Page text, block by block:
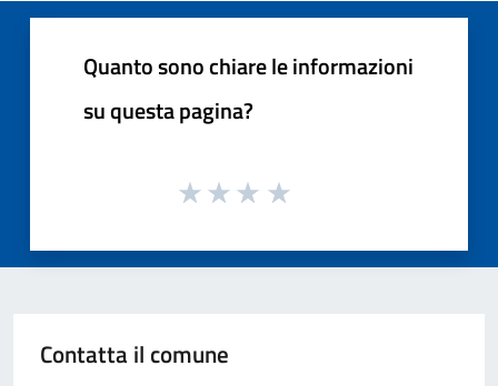
Quanto sono chiare le informazioni
su questa pagina?
Contatta il comune